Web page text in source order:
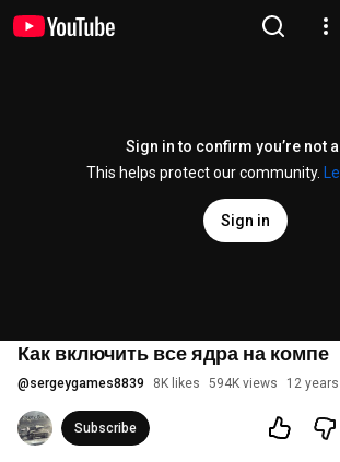
Sign in to confirm you’re not
This helps protect our community.
Sign in
Как включить все ядра на компе
@sergeygames8839 8K likes 594K views 12
Subscribe